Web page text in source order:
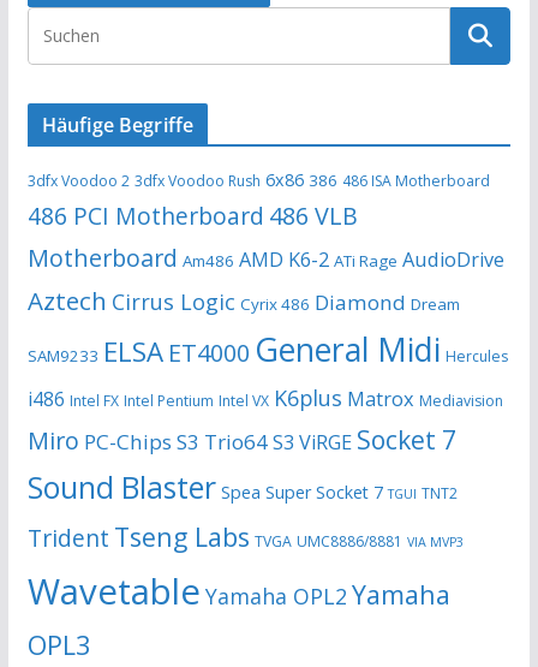
Häufige Begriffe
3dfx Voodoo 2 3dfx Voodoo Rush 6x86 386 486 ISA Motherboard
486 PCI Motherboard 486 VLB
Motherboard Am486 AMD K6-2 ATi Rage AudioDrive
Aztech Cirrus Logic Cyrix 486 Diamond Dream
SAM9233 ELSA ET4000 General Midi Hercules
i486 Intel FX Intel Pentium Intel VX K6plus Matrox Mediavision
Miro PC-Chips S3 Trio64S3 ViRGE Socket 7
Sound Blaster Spea Super Socket 7 TGUI TNT2
Trident Tseng Labs TVGA UMC8886/8881 VIA MVP3
Wavetable Yamaha OPL2 Yamaha
OPL3